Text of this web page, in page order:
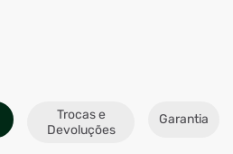
Trocas e
Devoluções
Garantia